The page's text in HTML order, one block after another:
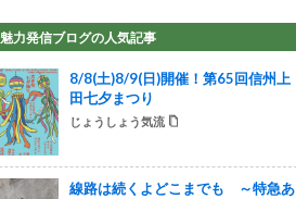
魅力発信ブログの人気記事
8/8(土)8/9(日)開催！第65回信州上
田七夕まつり
じょうしょう気流
線路は続くよどこまでも ～特急あ